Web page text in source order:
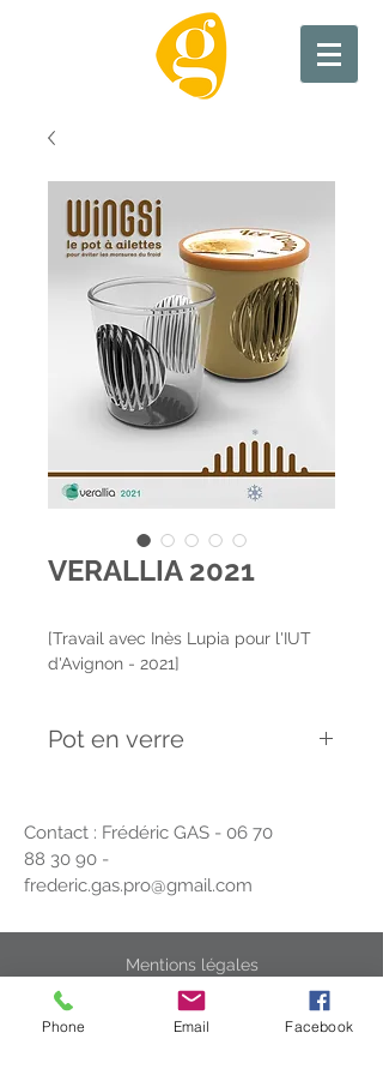
VERALLIA 2021
[Travail avec Inès Lupia pour l'IUT
d'Avignon - 2021]
Pot en verre
pot propose un système d'ailettes
permettant une isolation thermique
pour se protéger du chaud en sortie
du congélateur lors de la
préhension.
Contact : Frédéric GAS - 06 70
88 30 90 -
frederic.gas.pro@gmail.com
Mentions légales
Politique en matière de cookies
Politique de confidentialité
Phone Email Facebook